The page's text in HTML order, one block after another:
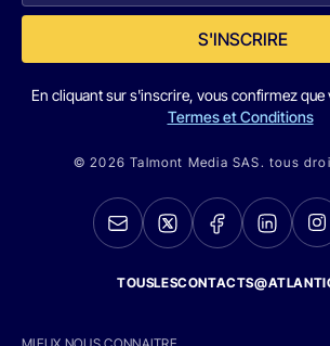
S'INSCRIRE
En cliquant sur s'inscrire, vous confirmez que
Termes et Conditions
© 2026 Talmont Media SAS. tous